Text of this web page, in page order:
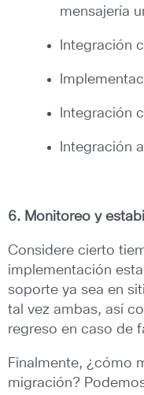
mensajería
Integración
Integración
Integración
6. Monitoreo y
Considere cierto
implementación
soporte ya sea en
tal vez ambas, así
regreso en caso de
Finalmente, ¿cómo
migración?